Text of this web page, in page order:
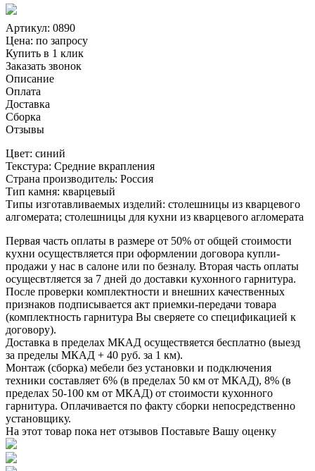
Артикул: 0890
Цена: по запросу
Купить в 1 клик
Заказать звонок
Описание
Оплата
Доставка
Сборка
Отзывы
Цвет: синий
Текстура: Средние вкрапления
Страна производитель: Россия
Тип камня: кварцевый
Типы изготавливаемых изделий: столешницы из кварцевого
алгомерата; столешницы для кухни из кварцевого агломерата
Первая часть оплаты в размере от 50% от общей стоимости
кухни осуществляется при оформлении договора купли-
продажи у нас в салоне или по безналу. Вторая часть оплаты
осущесвтляется за 7 дней до доставки кухонного гарнитура.
После проверки комплектности и внешних качественных
признаков подписывается акт приемки-передачи товара
(комплектность гарнитура Вы сверяете со спецификацией к
договору).
Доставка в пределах МКАД осуществяется бесплатно (выезд
за пределы МКАД + 40 руб. за 1 км).
Монтаж (сборка) мебели без установки и подключения
техники составляет 6% (в пределах 50 км от МКАД), 8% (в
пределах 50-100 км от МКАД) от стоимости кухонного
гарнитура. Оплачивается по факту сборки непосредственно
установщику.
На этот товар пока нет отзывов Поставьте Вашу оценку